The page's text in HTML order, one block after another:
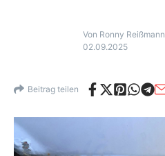
Von Ronny Reißmann
02.09.2025
Beitrag teilen